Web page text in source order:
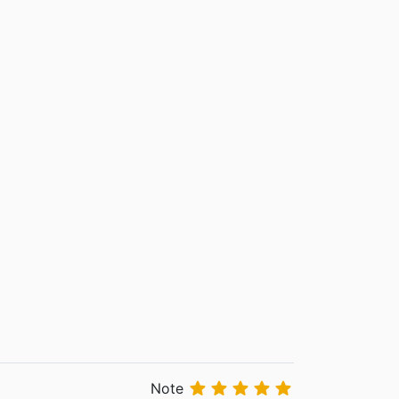
Note     